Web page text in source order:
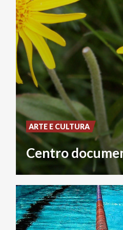
ARTE E CULTURA